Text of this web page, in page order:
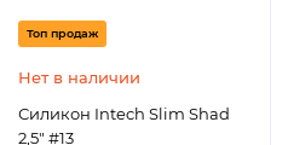
Топ продаж
Нет в наличии
Силикон Intech Slim Shad
2,5" #13